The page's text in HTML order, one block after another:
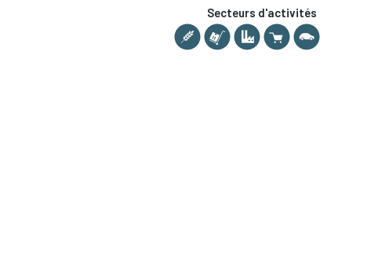
Secteurs d'activités